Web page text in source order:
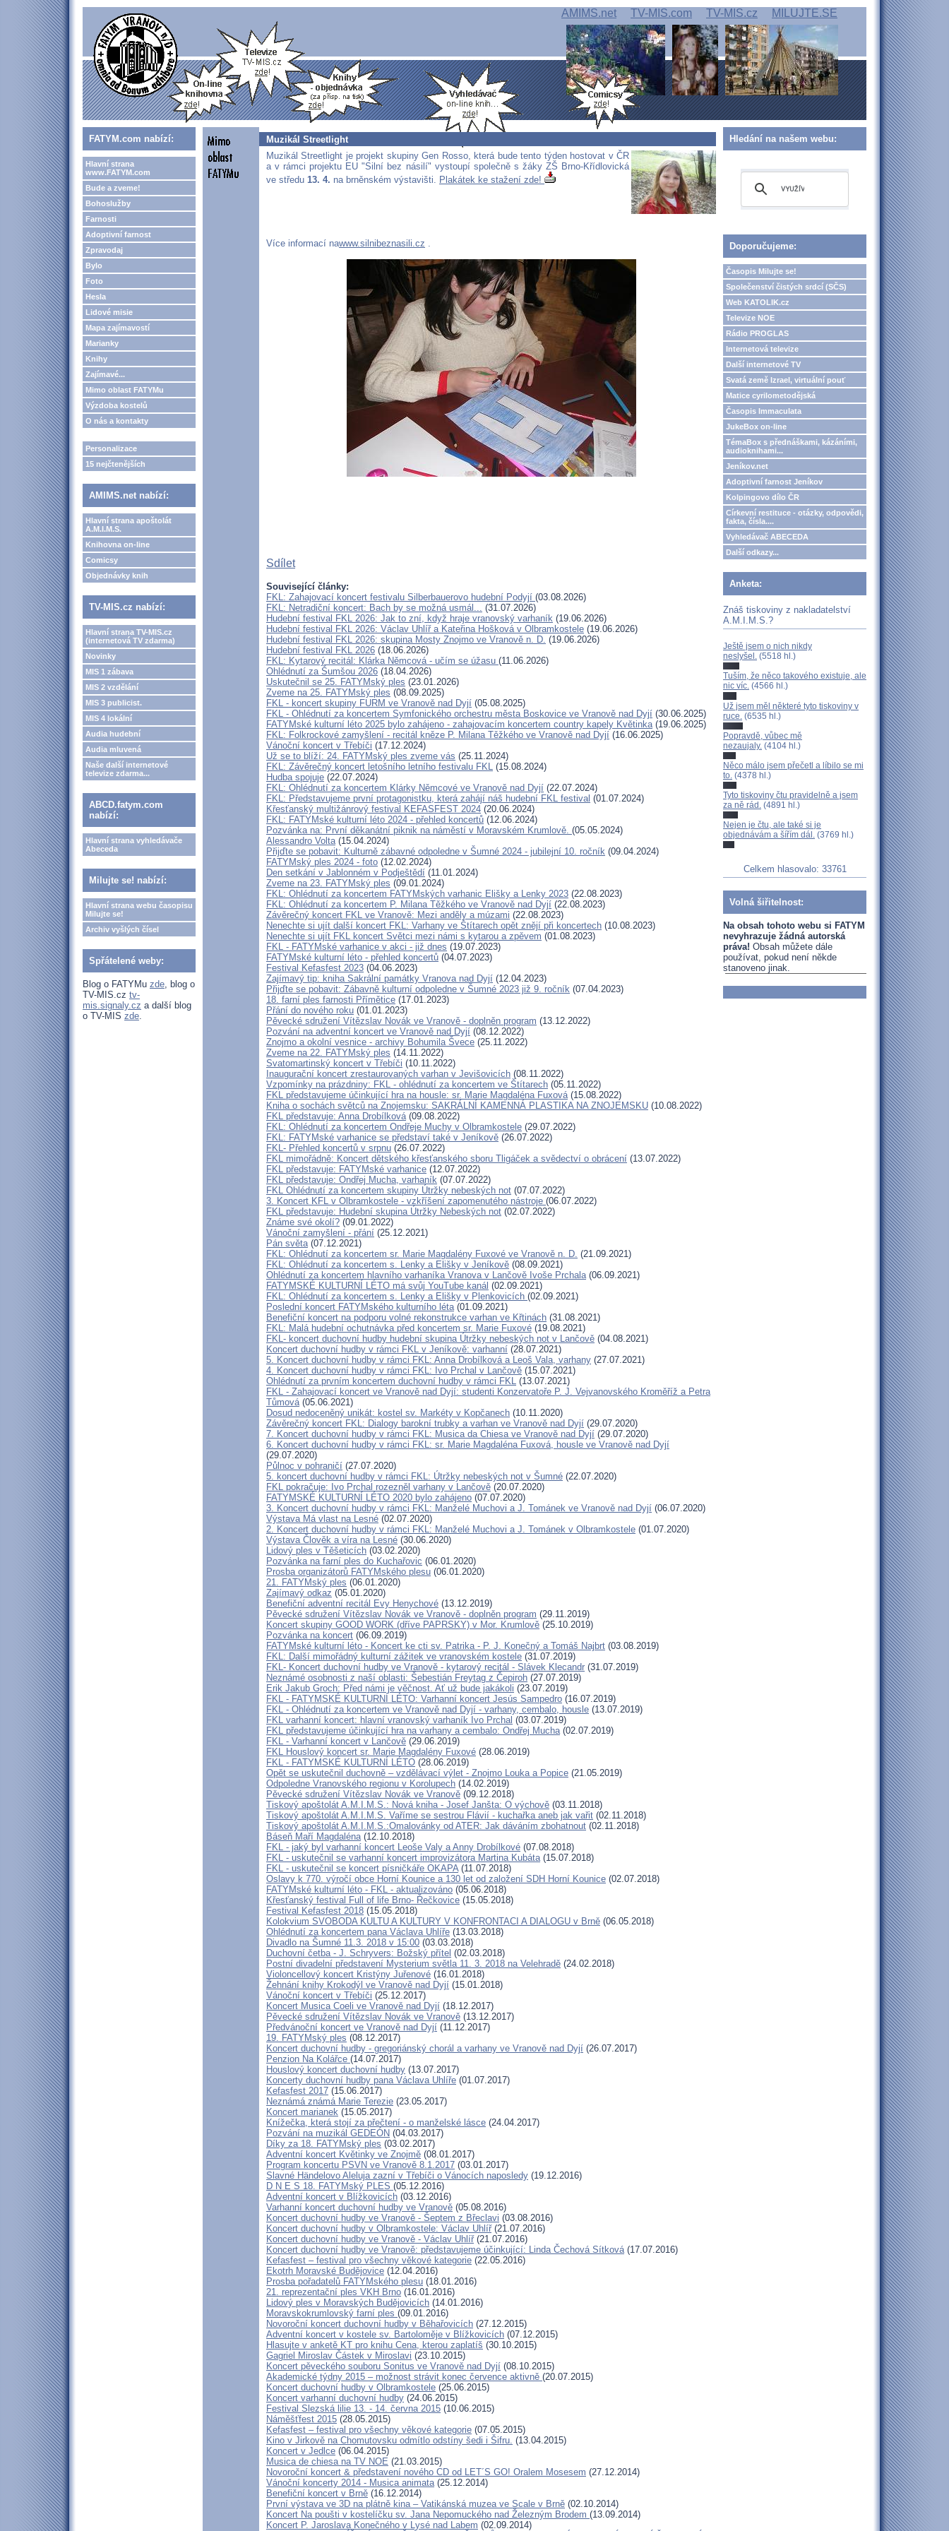
AMIMS.net TV-MIS.com TV-MIS.cz MILUJTE.SE
FATYM.com nabízí:
Hlavní strana
www.FATYM.com
Bude a zveme!
Bohoslužby
Farnosti
Adoptivní farnost
Zpravodaj
Bylo
Foto
Hesla
Lidové misie
Mapa zajímavostí
Marianky
Knihy
Zajímavé...
Mimo oblast FATYMu
Výzdoba kostelů
O nás a kontakty
Personalizace
15 nejčtenějších
AMIMS.net nabízí:
Hlavní strana apoštolát
A.M.I.M.S.
Knihovna on-line
Comicsy
Objednávky knih
TV-MIS.cz nabízí:
Hlavní strana TV-MIS.cz
(internetová TV zdarma)
Novinky
MIS 1 zábava
MIS 2 vzdělání
MIS 3 publicist.
MIS 4 lokální
Audia hudební
Audia mluvená
Naše další internetové
televize zdarma...
ABCD.fatym.com
nabízí:
Hlavní strana vyhledávače
Abeceda
Milujte se! nabízí:
Hlavní strana webu časopisu
Milujte se!
Archiv vyšlých čísel
Spřátelené weby:
Blog o FATYMu zde, blog o
TV-MIS.cz tv-
mis.signaly.cz a další blog
o TV-MIS zde.
Muzikál Streetlight
Muzikál Streetlight je projekt skupiny Gen Rosso, která bude tento týden hostovat v ČR
a v rámci projektu EU "Silní bez násilí" vystoupí společně s žáky ZŠ Brno-Křídlovická
ve středu 13. 4. na brněnském výstavišti. Plakátek ke stažení zde!
Více informací nawww.silnibeznasili.cz .
Sdílet
Související články:
FKL: Zahajovací koncert festivalu Silberbauerovo hudební Podyjí (03.08.2026)
FKL: Netradiční koncert: Bach by se možná usmál... (31.07.2026)
Hudební festival FKL 2026: Jak to zní, když hraje vranovský varhaník (19.06.2026)
Hudební festival FKL 2026: Václav Uhlíř a Kateřina Hošková v Olbramkostele (19.06.2026)
Hudební festival FKL 2026: skupina Mosty Znojmo ve Vranově n. D. (19.06.2026)
Hudební festival FKL 2026 (18.06.2026)
FKL: Kytarový recitál: Klárka Němcová - učím se úžasu (11.06.2026)
Ohlédnutí za Šumšou 2026 (18.04.2026)
Uskutečnil se 25. FATYMský ples (23.01.2026)
Zveme na 25. FATYMský ples (08.09.2025)
FKL - koncert skupiny FURM ve Vranově nad Dyjí (05.08.2025)
FKL - Ohlédnutí za koncertem Symfonického orchestru města Boskovice ve Vranově nad Dyjí (30.06.2025)
FATYMské kulturní léto 2025 bylo zahájeno - zahajovacím koncertem country kapely Květinka(19.06.2025)
FKL: Folkrockové zamyšlení - recitál kněze P. Milana Těžkého ve Vranově nad Dyjí (16.06.2025)
Vánoční koncert v Třebíči (17.12.2024)
Už se to blíží: 24. FATYMský ples zveme vás (25.11.2024)
FKL: Závěrečný koncert letošního letního festivalu FKL (15.08.2024)
Hudba spojuje (22.07.2024)
FKL: Ohlédnutí za koncertem Klárky Němcové ve Vranově nad Dyjí (22.07.2024)
FKL: Představujeme první protagonistku, která zahájí náš hudební FKL festival (01.07.2024)
Křesťanský multižánrový festival KEFASFEST 2024 (20.06.2024)
FKL: FATYMské kulturní léto 2024 - přehled koncertů (12.06.2024)
Pozvánka na: První děkanátní piknik na náměstí v Moravském Krumlově. (05.05.2024)
Alessandro Volta(15.04.2024)
Přijďte se pobavit: Kulturně zábavné odpoledne v Šumné 2024 - jubilejní 10. ročník (09.04.2024)
FATYMský ples 2024 - foto (12.02.2024)
Den setkání v Jablonném v Podještědí (11.01.2024)
Zveme na 23. FATYMský ples (09.01.2024)
FKL: Ohlédnutí za koncertem FATYMských varhanic Elišky a Lenky 2023 (22.08.2023)
FKL: Ohlédnutí za koncertem P. Milana Těžkého ve Vranově nad Dyjí (22.08.2023)
Závěrečný koncert FKL ve Vranově: Mezi anděly a múzami (22.08.2023)
Nenechte si ujít další koncert FKL: Varhany ve Štítarech opět znějí při koncertech (10.08.2023)
Nenechte si ujít FKL koncert Světci mezi námi s kytarou a zpěvem (01.08.2023)
FKL - FATYMské varhanice v akci - již dnes (19.07.2023)
FATYMské kulturní léto - přehled koncertů (04.07.2023)
Festival Kefasfest 2023 (04.06.2023)
Zajímavý tip: kniha Sakrální památky Vranova nad Dyjí (12.04.2023)
Přijďte se pobavit: Zábavně kulturní odpoledne v Šumné 2023 již 9. ročník (07.04.2023)
18. farní ples farnosti Přímětice (17.01.2023)
Přání do nového roku (01.01.2023)
Pěvecké sdružení Vítězslav Novák ve Vranově - doplněn program (13.12.2022)
Pozvání na adventní koncert ve Vranově nad Dyjí (08.12.2022)
Znojmo a okolní vesnice - archivy Bohumila Švece (25.11.2022)
Zveme na 22. FATYMský ples (14.11.2022)
Svatomartinský koncert v Třebíči (10.11.2022)
Inaugurační koncert zrestaurovaných varhan v Jevišovicích (08.11.2022)
Vzpomínky na prázdniny: FKL - ohlédnutí za koncertem ve Štítarech (05.11.2022)
FKL představujeme účinkující hra na housle: sr. Marie Magdaléna Fuxová(15.08.2022)
Kniha o sochách světců na Znojemsku: SAKRÁLNÍ KAMENNÁ PLASTIKA NA ZNOJEMSKU (10.08.2022)
FKL představuje: Anna Drobílková(09.08.2022)
FKL: Ohlédnutí za koncertem Ondřeje Muchy v Olbramkostele (29.07.2022)
FKL: FATYMské varhanice se představí také v Jeníkově (26.07.2022)
FKL- Přehled koncertů v srpnu (26.07.2022)
FKL mimořádně: Koncert dětského křesťanského sboru Tligáček a svědectví o obrácení (13.07.2022)
FKL představuje: FATYMské varhanice (12.07.2022)
FKL představuje: Ondřej Mucha, varhaník (07.07.2022)
FKL Ohlédnutí za koncertem skupiny Útržky nebeských not (07.07.2022)
3. Koncert KFL v Olbramkostele - vzkříšení zapomenutého nástroje (06.07.2022)
FKL představuje: Hudební skupina Útržky Nebeských not (02.07.2022)
Známe své okolí? (09.01.2022)
Vánoční zamyšlení - přání (25.12.2021)
Pán světa(07.12.2021)
FKL: Ohlédnutí za koncertem sr. Marie Magdalény Fuxové ve Vranově n. D. (21.09.2021)
FKL: Ohlédnutí za koncertem s. Lenky a Elišky v Jeníkově (08.09.2021)
Ohlédnutí za koncertem hlavního varhaníka Vranova v Lančově Ivoše Prchala(06.09.2021)
FATYMSKÉ KULTURNÍ LÉTO má svůj YouTube kanál (02.09.2021)
FKL: Ohlédnutí za koncertem s. Lenky a Elišky v Plenkovicích (02.09.2021)
Poslední koncert FATYMského kulturního léta(01.09.2021)
Benefiční koncert na podporu volné rekonstrukce varhan ve Křtinách (31.08.2021)
FKL: Malá hudební ochutnávka před koncertem sr. Marie Fuxové (19.08.2021)
FKL- koncert duchovní hudby hudební skupina Útržky nebeských not v Lančově (04.08.2021)
Koncert duchovní hudby v rámci FKL v Jeníkově: varhanní (28.07.2021)
5. Koncert duchovní hudby v rámci FKL: Anna Drobílková a Leoš Vala, varhany (27.07.2021)
4. Koncert duchovní hudby v rámci FKL: Ivo Prchal v Lančově (15.07.2021)
Ohlédnutí za prvním koncertem duchovní hudby v rámci FKL (13.07.2021)
FKL - Zahajovací koncert ve Vranově nad Dyjí: studenti Konzervatoře P. J. Vejvanovského Kroměříž a Petra
Tůmová(05.06.2021)
Dosud nedoceněný unikát: kostel sv. Markéty v Kopčanech (10.11.2020)
Závěrečný koncert FKL: Dialogy barokní trubky a varhan ve Vranově nad Dyjí (29.07.2020)
7. Koncert duchovní hudby v rámci FKL: Musica da Chiesa ve Vranově nad Dyjí (29.07.2020)
6. Koncert duchovní hudby v rámci FKL: sr. Marie Magdaléna Fuxová, housle ve Vranově nad Dyjí
(29.07.2020)
Půlnoc v pohraničí (27.07.2020)
5. koncert duchovní hudby v rámci FKL: Útržky nebeských not v Šumné (22.07.2020)
FKL pokračuje: Ivo Prchal rozezněl varhany v Lančově (20.07.2020)
FATYMSKÉ KULTURNÍ LÉTO 2020 bylo zahájeno (07.07.2020)
3. Koncert duchovní hudby v rámci FKL: Manželé Muchovi a J. Tománek ve Vranově nad Dyjí (06.07.2020)
Výstava Má vlast na Lesné (02.07.2020)
2. Koncert duchovní hudby v rámci FKL: Manželé Muchovi a J. Tománek v Olbramkostele (01.07.2020)
Výstava Člověk a víra na Lesné (30.06.2020)
Lidový ples v Těšeticích (03.02.2020)
Pozvánka na farní ples do Kuchařovic (06.01.2020)
Prosba organizátorů FATYMského plesu (06.01.2020)
21. FATYMský ples (06.01.2020)
Zajímavý odkaz (05.01.2020)
Benefiční adventní recitál Evy Henychové (13.12.2019)
Pěvecké sdružení Vítězslav Novák ve Vranově - doplněn program (29.11.2019)
Koncert skupiny GOOD WORK (dříve PAPRSKY) v Mor. Krumlově (25.10.2019)
Pozvánka na koncert (06.09.2019)
FATYMské kulturní léto - Koncert ke cti sv. Patrika - P. J. Konečný a Tomáš Najbrt (03.08.2019)
FKL: Další mimořádný kulturní zážitek ve vranovském kostele (31.07.2019)
FKL- Koncert duchovní hudby ve Vranově - kytarový recitál - Slávek Klecandr (31.07.2019)
Neznámé osobnosti z naší oblasti: Šebestián Freytag z Čepiroh (27.07.2019)
Erik Jakub Groch: Před námi je věčnost. Ať už bude jakákoli (23.07.2019)
FKL - FATYMSKÉ KULTURNÍ LÉTO: Varhanní koncert Jesús Sampedro (16.07.2019)
FKL - Ohlédnutí za koncertem ve Vranově nad Dyjí - varhany, cembalo, housle (13.07.2019)
FKL varhanní koncert: hlavní vranovský varhaník Ivo Prchal (03.07.2019)
FKL představujeme účinkující hra na varhany a cembalo: Ondřej Mucha(02.07.2019)
FKL - Varhanní koncert v Lančově (29.06.2019)
FKL Houslový koncert sr. Marie Magdalény Fuxové (28.06.2019)
FKL - FATYMSKÉ KULTURNÍ LÉTO (28.06.2019)
Opět se uskutečnil duchovně – vzdělávací výlet - Znojmo Louka a Popice (21.05.2019)
Odpoledne Vranovského regionu v Korolupech (14.02.2019)
Pěvecké sdružení Vítězslav Novák ve Vranově (09.12.2018)
Tiskový apoštolát A.M.I.M.S.: Nová kniha - Josef Janšta: O výchově (03.11.2018)
Tiskový apoštolát A.M.I.M.S. Vaříme se sestrou Flávií - kuchařka aneb jak vařit (02.11.2018)
Tiskový apoštolát A.M.I.M.S.:Omalovánky od ATER: Jak dáváním zbohatnout (02.11.2018)
Báseň Maří Magdaléna(12.10.2018)
FKL - jaký byl varhanní koncert Leoše Valy a Anny Drobílkové (07.08.2018)
FKL - uskutečnil se varhanní koncert improvizátora Martina Kubáta(15.07.2018)
FKL - uskutečnil se koncert písničkáře OKAPA(11.07.2018)
Oslavy k 770. výročí obce Horní Kounice a 130 let od založení SDH Horní Kounice (02.07.2018)
FATYMské kulturní léto - FKL - aktualizováno (05.06.2018)
Křesťanský festival Full of life Brno- Řečkovice (15.05.2018)
Festival Kefasfest 2018 (15.05.2018)
Kolokvium SVOBODA KULTU A KULTURY V KONFRONTACI A DIALOGU v Brně (06.05.2018)
Ohlédnutí za koncertem pana Václava Uhlíře (13.03.2018)
Divadlo na Šumné 11.3. 2018 v 15:00 (03.03.2018)
Duchovní četba - J. Schryvers: Božský přítel (02.03.2018)
Postní divadelní představení Mysterium světla 11. 3. 2018 na Velehradě (24.02.2018)
Violoncellový koncert Kristýny Juřenové (16.01.2018)
Žehnání knihy Krokodýl ve Vranově nad Dyjí (15.01.2018)
Vánoční koncert v Třebíči (25.12.2017)
Koncert Musica Coeli ve Vranově nad Dyjí (18.12.2017)
Pěvecké sdružení Vítězslav Novák ve Vranově (13.12.2017)
Předvánoční koncert ve Vranově nad Dyjí (11.12.2017)
19. FATYMský ples (08.12.2017)
Koncert duchovní hudby - gregoriánský chorál a varhany ve Vranově nad Dyjí (26.07.2017)
Penzion Na Kolářce (14.07.2017)
Houslový koncert duchovní hudby (13.07.2017)
Koncerty duchovní hudby pana Václava Uhlíře (01.07.2017)
Kefasfest 2017 (15.06.2017)
Neznámá známá Marie Terezie (23.05.2017)
Koncert marianek (15.05.2017)
Knížečka, která stojí za přečtení - o manželské lásce (24.04.2017)
Pozvání na muzikál GEDEÓN (04.03.2017)
Díky za 18. FATYMský ples (03.02.2017)
Adventní koncert Květinky ve Znojmě (08.01.2017)
Program koncertu PSVN ve Vranově 8.1.2017 (03.01.2017)
Slavné Händelovo Aleluja zazní v Třebíči o Vánocích naposledy (19.12.2016)
D N E S 18. FATYMský PLES (05.12.2016)
Adventní koncert v Blížkovicích (03.12.2016)
Varhanní koncert duchovní hudby ve Vranově (05.08.2016)
Koncert duchovní hudby ve Vranově - Šeptem z Břeclavi (03.08.2016)
Koncert duchovní hudby v Olbramkostele: Václav Uhlíř(21.07.2016)
Koncert duchovní hudby ve Vranově - Václav Uhlíř(21.07.2016)
Koncert duchovní hudby ve Vranově: představujeme účinkující: Linda Čechová Sítková(17.07.2016)
Kefasfest – festival pro všechny věkové kategorie (22.05.2016)
Ekotrh Moravské Budějovice (12.04.2016)
Prosba pořadatelů FATYMského plesu (18.01.2016)
21. reprezentační ples VKH Brno (16.01.2016)
Lidový ples v Moravských Budějovicích (14.01.2016)
Moravskokrumlovský farní ples (09.01.2016)
Novoroční koncert duchovní hudby v Běhařovicích (27.12.2015)
Adventní koncert v kostele sv. Bartoloměje v Blížkovicích (07.12.2015)
Hlasujte v anketě KT pro knihu Cena, kterou zaplatíš (30.10.2015)
Gagriel Miroslav Částek v Miroslavi (23.10.2015)
Koncert pěveckého souboru Sonitus ve Vranově nad Dyjí (08.10.2015)
Akademické týdny 2015 – možnost strávit konec července aktivně (20.07.2015)
Koncert duchovní hudby v Olbramkostele (25.06.2015)
Koncert varhanní duchovní hudby (24.06.2015)
Festival Slezská lilie 13. - 14. června 2015 (10.06.2015)
Náměšťfest 2015 (28.05.2015)
Kefasfest – festival pro všechny věkové kategorie (07.05.2015)
Kino v Jirkově na Chomutovsku odmítlo odstíny šedi i Šifru. (13.04.2015)
Koncert v Jedlce (06.04.2015)
Musica de chiesa na TV NOE (21.03.2015)
Novoroční koncert & představení nového CD od LET´S GO! Oralem Mosesem (27.12.2014)
Vánoční koncerty 2014 - Musica animata(25.12.2014)
Benefiční koncert v Brně (16.12.2014)
První výstava ve 3D na plátně kina – Vatikánská muzea ve Scale v Brně (02.10.2014)
Koncert Na poušti v kostelíčku sv. Jana Nepomuckého nad Železným Brodem (13.09.2014)
Koncert P. Jaroslava Konečného v Lysé nad Labem (02.09.2014)
Hledání na našem webu:
Doporučujeme:
Časopis Milujte se!
Společenství čistých srdcí (SČS)
Web KATOLIK.cz
Televize NOE
Rádio PROGLAS
Internetová televize
Další internetové TV
Svatá země Izrael, virtuální pouť
Matice cyrilometodějská
Časopis Immaculata
JukeBox on-line
TémaBox s přednáškami, kázáními,
audioknihami...
Jeníkov.net
Adoptivní farnost Jeníkov
Kolpingovo dílo ČR
Církevní restituce - otázky, odpovědi,
fakta, čísla....
Vyhledávač ABECEDA
Další odkazy...
Anketa:
Znáš tiskoviny z nakladatelství
A.M.I.M.S.?
Ještě jsem o nich nikdy
neslyšel. (5518 hl.)
Tuším, že něco takového existuje, ale
nic víc. (4566 hl.)
Už jsem měl některé tyto tiskoviny v
ruce. (6535 hl.)
Popravdě, vůbec mě
nezaujaly. (4104 hl.)
Něco málo jsem přečetl a líbilo se mi
to. (4378 hl.)
Tyto tiskoviny čtu pravidelně a jsem
za ně rád. (4891 hl.)
Nejen je čtu, ale také si je
objednávám a šířím dál. (3769 hl.)
Celkem hlasovalo: 33761
Volná šiřitelnost:
Na obsah tohoto webu si FATYM
nevyhrazuje žádná autorská
práva! Obsah můžete dále
používat, pokud není někde
stanoveno jinak.